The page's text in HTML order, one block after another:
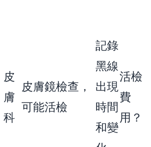
皮
膚
科
皮膚鏡檢查，
可能活檢
記錄
黑線
出現
時間
和變
活檢
費
用？